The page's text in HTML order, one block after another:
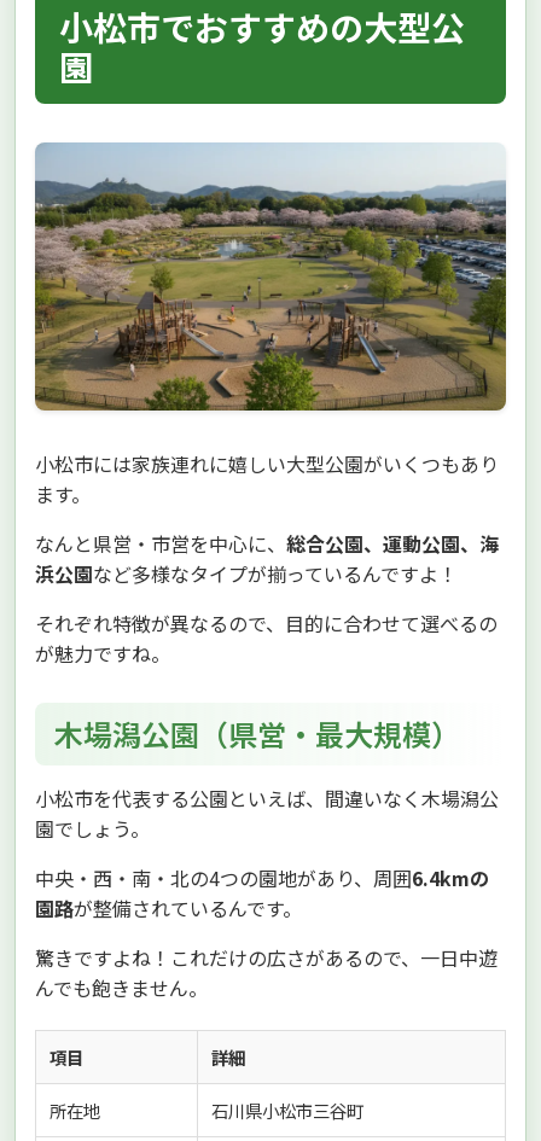
小松市でおすすめの大型公
園
小松市には家族連れに嬉しい大型公園がいくつもあり
ます。
なんと県営・市営を中心に、 総合公園、運動公園、海
浜公園など多様なタイプが揃っているんですよ！
それぞれ特徴が異なるので、目的に合わせて選べるの
が魅力ですね。
木場潟公園（県営・最大規模）
小松市を代表する公園といえば、間違いなく木場潟公
園でしょう。
中央・西・南・北の4つの園地があり、周囲6.4kmの
園路が整備されているんです。
驚きですよね！これだけの広さがあるので、一日中遊
んでも飽きません。
項目 詳細
所在地 石川県小松市三谷町